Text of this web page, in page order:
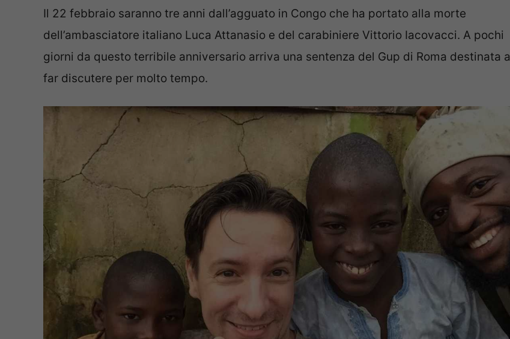
Il 22 febbraio saranno tre anni dall’agguato in Congo che ha portato alla morte
dell’ambasciatore italiano Luca Attanasio e del carabiniere Vittorio Iacovacci. A pochi
giorni da questo terribile anniversario arriva una sentenza del Gup di Roma destinata a
far discutere per molto tempo.